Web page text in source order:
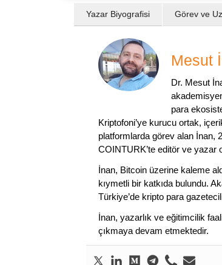
Yazar Biyografisi Görev ve
Mesut
Dr. Mesut
para
Kriptofoni’ye kurucu ortak,
platformlarda görev alan İnan,
COINTURK’te editör ve yazar
İnan, Bitcoin üzerine kaleme
kıymetli bir katkıda bulundu.
Türkiye’de kripto para
İnan, yazarlık ve eğitimcilik
çıkmaya devam etmektedir.